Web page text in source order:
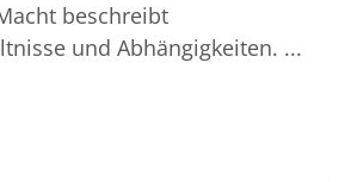
beschreibt
und Abhängigkeiten. ...